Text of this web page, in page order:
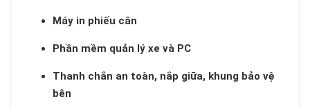
Máy in phiếu cân
Phần mềm quản lý xe và PC
Thanh chắn an toàn, nắp giữa, khung bảo vệ
bên